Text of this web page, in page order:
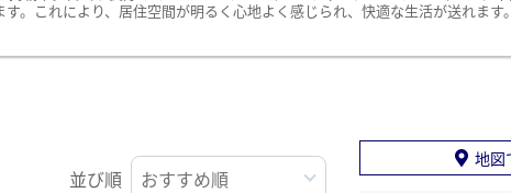
。これにより、居住空間が明るく心地よく感じられ、快適な生活が送れます
並び順
地図